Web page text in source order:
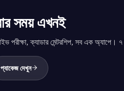
সময় এখনই
ক্যাডার মেন্টরশিপ, সব এক অ্যাপে। ৭
প্যাকেজ দেখুন